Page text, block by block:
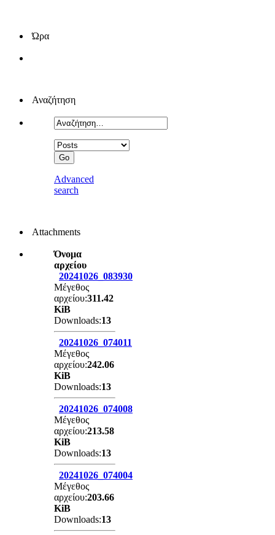
Ώρα
Αναζήτηση
Advanced
search
Attachments
Όνομα
αρχείου
20241026_083930
Μέγεθος
αρχείου:311.42
KiB
Downloads:13
20241026_074011
Μέγεθος
αρχείου:242.06
KiB
Downloads:13
20241026_074008
Μέγεθος
αρχείου:213.58
KiB
Downloads:13
20241026_074004
Μέγεθος
αρχείου:203.66
KiB
Downloads:13